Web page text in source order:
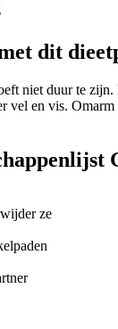
dit
niet duur te
en vis.
ze